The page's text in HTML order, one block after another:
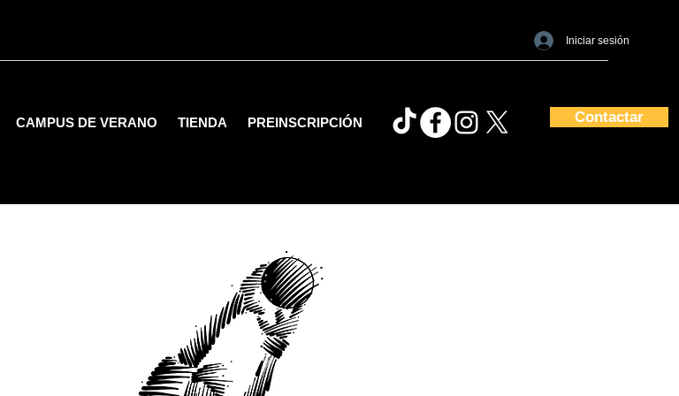
CAMPUS DE VERANO TIENDA PREINSCRIPCIÓN
Iniciar sesión
Contactar